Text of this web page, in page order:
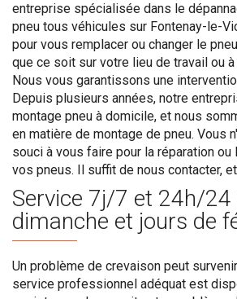
entreprise spécialisée dans le
pneu tous véhicules sur Fontenay-le-
pour vous remplacer ou changer le
que ce soit sur votre lieu de travail ou
Nous vous garantissons une
Depuis plusieurs années, notre
montage pneu à domicile, et nous
en matière de montage de pneu. Vous
souci à vous faire pour la réparation ou
vos pneus. Il suffit de nous contacter,
Service 7j/7 et 24h/
dimanche et jours de
Un problème de crevaison peut
service professionnel adéquat est